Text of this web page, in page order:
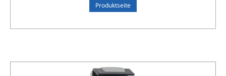
Pro­dukt­sei­te